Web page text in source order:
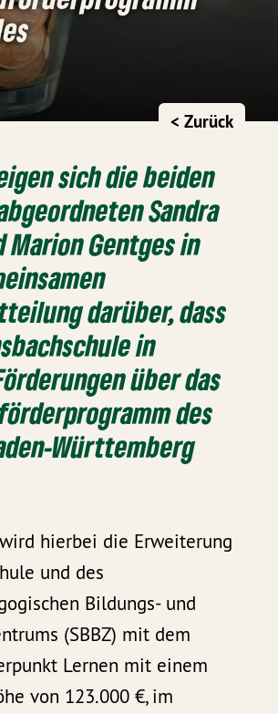
< Zurück
sich die beiden
Sandra
Marion Gentges in
darüber, dass
in
über das
des
Württemberg
hierbei die Erweiterung
und des
Bildungs- und
(SBBZ) mit dem
Lernen mit einem
von 123.000 €, im